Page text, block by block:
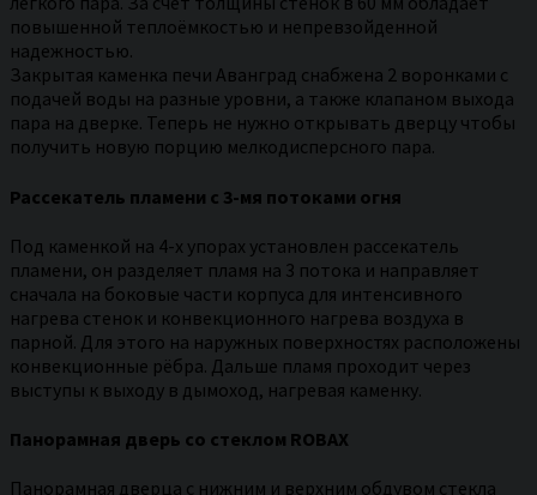
повышенной теплоёмкостью и непревзойденной
надежностью.
Закрытая каменка печи Аванград снабжена 2 воронками с
подачей воды на разные уровни, а также клапаном выхода
пара на дверке. Теперь не нужно открывать дверцу чтобы
получить новую порцию мелкодисперсного пара.
Рассекатель пламени с 3-мя потоками огня
Под каменкой на 4-х упорах установлен рассекатель
пламени, он разделяет пламя на 3 потока и направляет
сначала на боковые части корпуса для интенсивного
нагрева стенок и конвекционного нагрева воздуха в
парной. Для этого на наружных поверхностях расположены
конвекционные рёбра. Дальше пламя проходит через
выступы к выходу в дымоход, нагревая каменку.
Панорамная дверь со стеклом ROBAX
Панорамная дверца с нижним и верхним обдувом стекла